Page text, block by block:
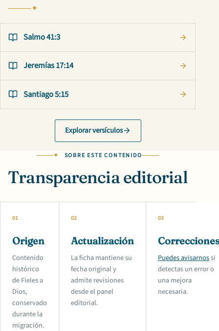
Salmo 41:3
Jeremías 17:14
Santiago 5:15
Explorar versículos
SOBRE ESTE CONTENIDO
Transparencia editorial
01
Origen
Contenido
histórico
de Fieles a
Dios,
conservado
durante la
migración.
02
Actualización
La ficha mantiene su
fecha original y
admite revisiones
desde el panel
editorial.
03
Puedes avisarnossi
detectas un error o
una mejora
necesaria.